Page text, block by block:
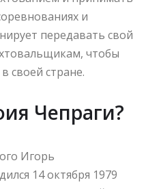
и
передавать свой
чтобы
своей стране.
Чепраги?
Игорь
14 октября 1979